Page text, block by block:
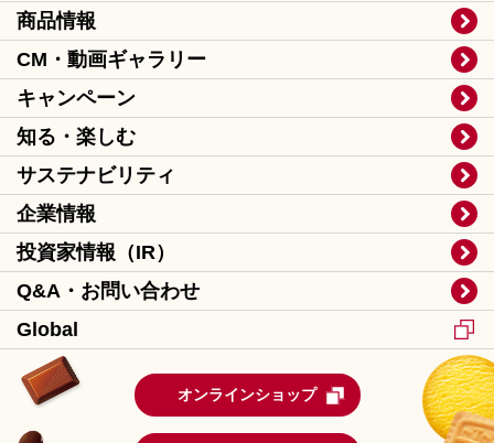
商品情報
CM・動画ギャラリー
キャンペーン
知る・楽しむ
サステナビリティ
企業情報
投資家情報（IR）
Q&A・お問い合わせ
Global
オンラインショップ